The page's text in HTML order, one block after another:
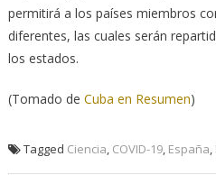
permitirá a los países miembros
diferentes, las cuales serán
los estados.
(Tomado de Cuba en Resumen)
Tagged Ciencia COVID-19, España